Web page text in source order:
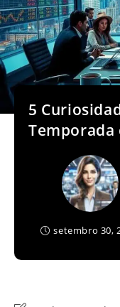
5
Temporada
setembro 30,